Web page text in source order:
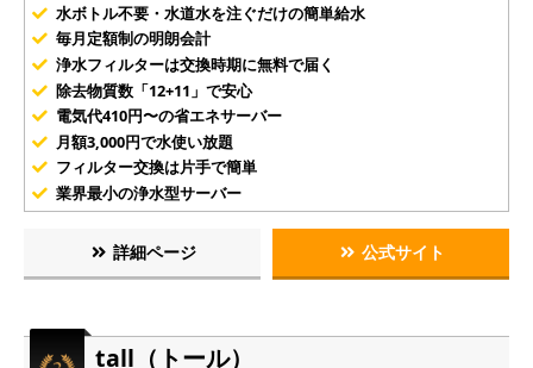
水ボトル不要・水道水を注ぐだけの簡単給水
毎月定額制の明朗会計
浄水フィルターは交換時期に無料で届く
除去物質数「12+11」で安心
電気代410円〜の省エネサーバー
月額3,000円で水使い放題
フィルター交換は片手で簡単
業界最小の浄水型サーバー
詳細ページ 公式サイト
tall（トール）